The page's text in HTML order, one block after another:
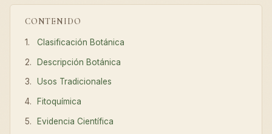
CONTENIDO
Clasificación Botánica
Descripción Botánica
Usos Tradicionales
Fitoquímica
Evidencia Científica